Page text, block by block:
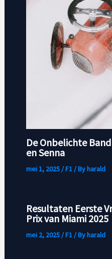
De Onbelichte
en Senna
mei 1, 2025/F1/ By harald
Resultaten Eerste
Prix van Miami 2025
mei 2, 2025/F1/ By harald